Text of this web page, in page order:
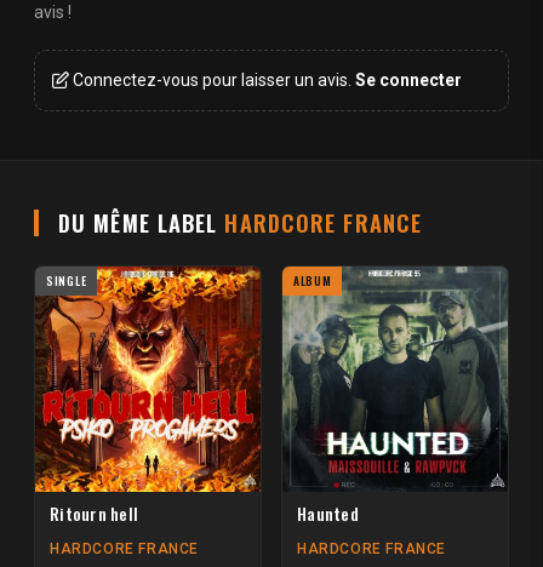
avis !
Connectez-vous pour laisser un avis. Se connecter
DU MÊME LABEL HARDCORE FRANCE
SINGLE
Ritourn hell
HARDCORE FRANCE
ALBUM
Haunted
HARDCORE FRANCE